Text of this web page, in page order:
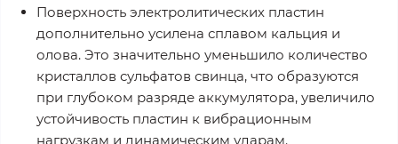
Поверхность электролитических пластин
дополнительно усилена сплавом кальция и
олова. Это значительно уменьшило количество
кристаллов сульфатов свинца, что образуются
при глубоком разряде аккумулятора, увеличило
устойчивость пластин к вибрационным
нагрузкам и динамическим ударам.